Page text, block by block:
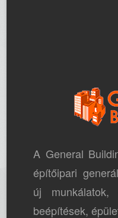
A General
építőipari
új munkálatok,
beépítések,